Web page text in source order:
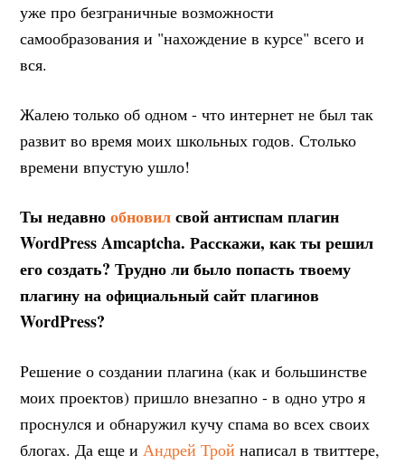
уже про безграничные возможности
самообразования и "нахождение в курсе" всего и
вся.
Жалею только об одном - что интернет не был так
развит во время моих школьных годов. Столько
времени впустую ушло!
Ты недавнообновилсвой антиспам плагин
WordPress Amcaptcha. Расскажи, как ты решил
его создать? Трудно ли было попасть твоему
плагину на официальный сайт плагинов
WordPress?
Решение о создании плагина (как и большинстве
моих проектов) пришло внезапно - в одно утро я
проснулся и обнаружил кучу спама во всех своих
блогах. Да еще иАндрей Трой написал в твиттере,